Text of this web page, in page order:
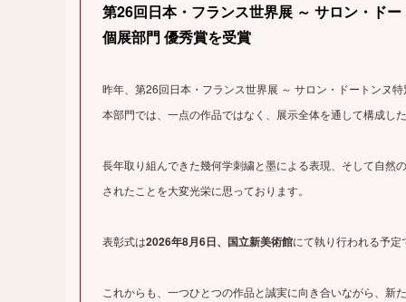
第26回日本・フランス世界展 ～ サロン・ドー
個展部門 優秀賞を受賞
昨年、第26回日本・フランス世界展 ～ サロン・ドートンヌ
本部門では、一点の作品ではなく、展示全体を通して構成し
長年取り組んできた幾何学刺繍と墨による表現、そして自然
されたことを大変光栄に思っております。
表彰式は2026年8月6日、国立新美術館にて執り行われる予定
これからも、一つひとつの作品と誠実に向き合いながら、新